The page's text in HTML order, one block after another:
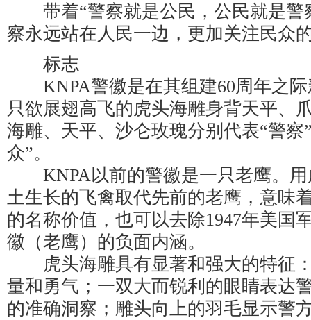
带着“警察就是公民，公民就是警
察永远站在人民一边，更加关注民众
标志
KNPA警徽是在其组建60周年之际
只欲展翅高飞的虎头海雕身背天平、
海雕、天平、沙仑玫瑰分别代表“警察
众”。
KNPA以前的警徽是一只老鹰。用
土生长的飞禽取代先前的老鹰，意味
的名称价值，也可以去除1947年美国
徽（老鹰）的负面内涵。
虎头海雕具有显著和强大的特征
量和勇气；一双大而锐利的眼睛表达
的准确洞察；雕头向上的羽毛显示警